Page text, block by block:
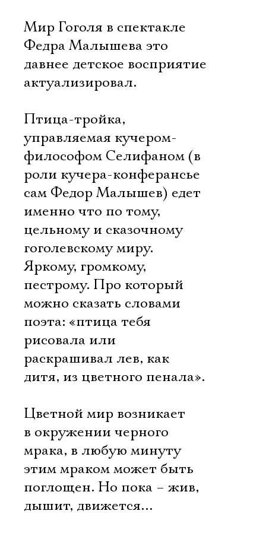
Мир Гоголя в спектакле
Федра Малышева это
давнее детское восприятие
актуализировал.
Птица-тройка,
управляемая кучером-
философом Селифаном (в
роли кучера-конферансье
сам Федор Малышев) едет
именно что по тому,
цельному и сказочному
гоголевскому миру.
Яркому, громкому,
пестрому. Про который
можно сказать словами
поэта: «птица тебя
рисовала или
раскрашивал лев, как
дитя, из цветного пенала».
Цветной мир возникает
в окружении черного
мрака, в любую минуту
этим мраком может быть
поглощен. Но пока – жив,
дышит, движется…